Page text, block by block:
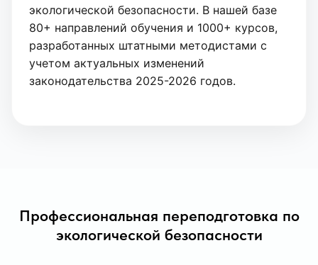
экологической безопасности. В нашей базе
80+ направлений обучения и 1000+ курсов,
разработанных штатными методистами с
учетом актуальных изменений
законодательства 2025-2026 годов.
Профессиональная переподготовка по
экологической безопасности